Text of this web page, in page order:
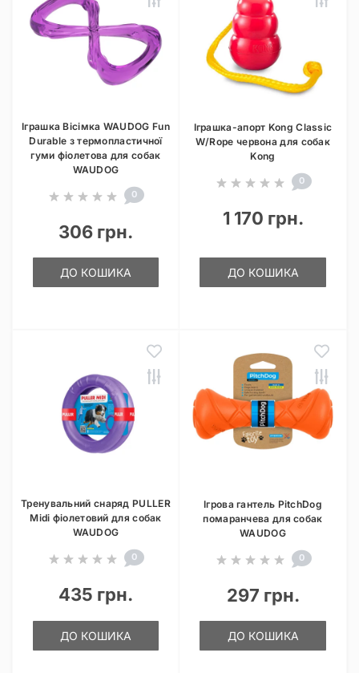
Іграшка Вісімка WAUDOG Fun
Durable з термопластичної
гуми фіолетова для собак
WAUDOG
0
306 грн.
ДО КОШИКА
Іграшка-апорт Kong Classic
W/Rope червона для собак
Kong
0
1 170 грн.
ДО КОШИКА
Тренувальний снаряд PULLER
Midi фіолетовий для собак
WAUDOG
0
435 грн.
ДО КОШИКА
Ігрова гантель PitchDog
помаранчева для собак
WAUDOG
0
297 грн.
ДО КОШИКА